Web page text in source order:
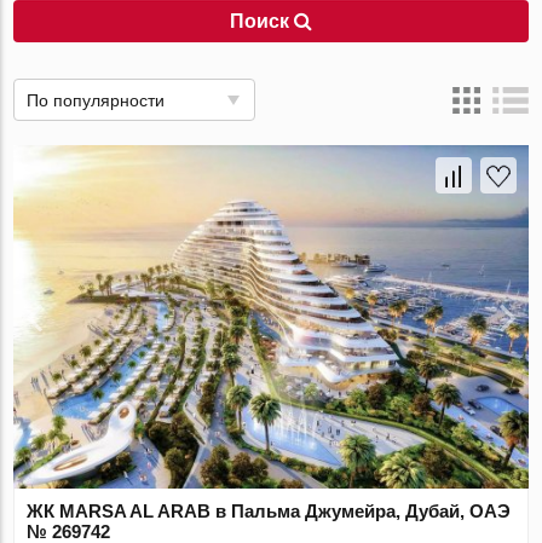
Поиск
По популярности
ЖК MARSA AL ARAB в Пальма Джумейра, Дубай, ОАЭ
№ 269742